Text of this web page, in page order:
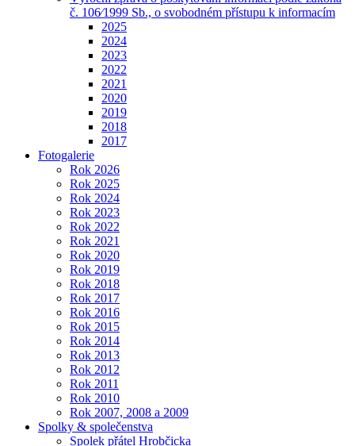
č. 106⁄1999 Sb., o svobodném přístupu k informacím
2025
2024
2023
2022
2021
2020
2019
2018
2017
Fotogalerie
Rok 2026
Rok 2025
Rok 2024
Rok 2023
Rok 2022
Rok 2021
Rok 2020
Rok 2019
Rok 2018
Rok 2017
Rok 2016
Rok 2015
Rok 2014
Rok 2013
Rok 2012
Rok 2011
Rok 2010
Rok 2007, 2008 a 2009
Spolky & společenstva
Spolek přátel Hrobčicka